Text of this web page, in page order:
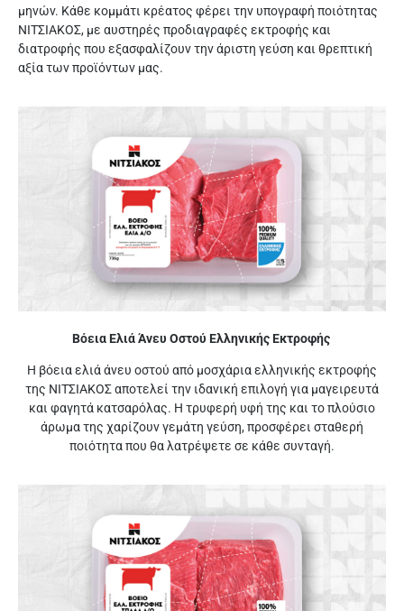
μηνών. Κάθε κομμάτι κρέατος φέρει την υπογραφή ποιότητας
ΝΙΤΣΙΑΚΟΣ, με αυστηρές προδιαγραφές εκτροφής και
διατροφής που εξασφαλίζουν την άριστη γεύση και θρεπτική
αξία των προϊόντων μας.
Βόεια Ελιά Άνευ Οστού Ελληνικής Εκτροφής
Η βόεια ελιά άνευ οστού από μοσχάρια ελληνικής εκτροφής
της ΝΙΤΣΙΑΚΟΣ αποτελεί την ιδανική επιλογή για μαγειρευτά
και φαγητά κατσαρόλας. Η τρυφερή υφή της και το πλούσιο
άρωμα της χαρίζουν γεμάτη γεύση, προσφέρει σταθερή
ποιότητα που θα λατρέψετε σε κάθε συνταγή.